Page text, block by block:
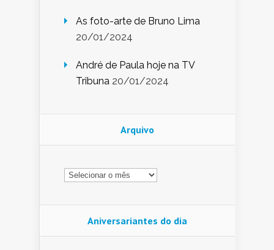
As foto-arte de Bruno Lima
20/01/2024
André de Paula hoje na TV
Tribuna 20/01/2024
Arquivo
Arquivo
Aniversariantes do dia